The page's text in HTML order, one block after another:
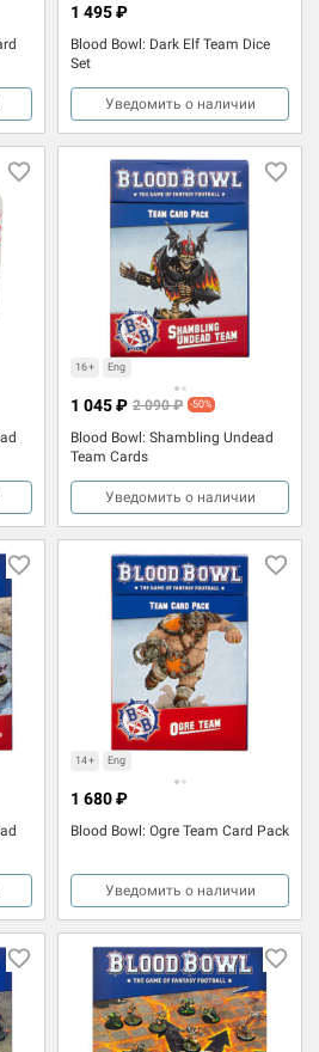
Blood Bowl: Dark Elf Team Dice
Set
1 495 ₽
Уведомить о наличии
16+ Eng
Blood Bowl: Shambling Undead
Team Cards
1 045 ₽ 2 090 ₽ -50%
Уведомить о наличии
14+ Eng
Blood Bowl: Ogre Team Card Pack
1 680 ₽
Уведомить о наличии